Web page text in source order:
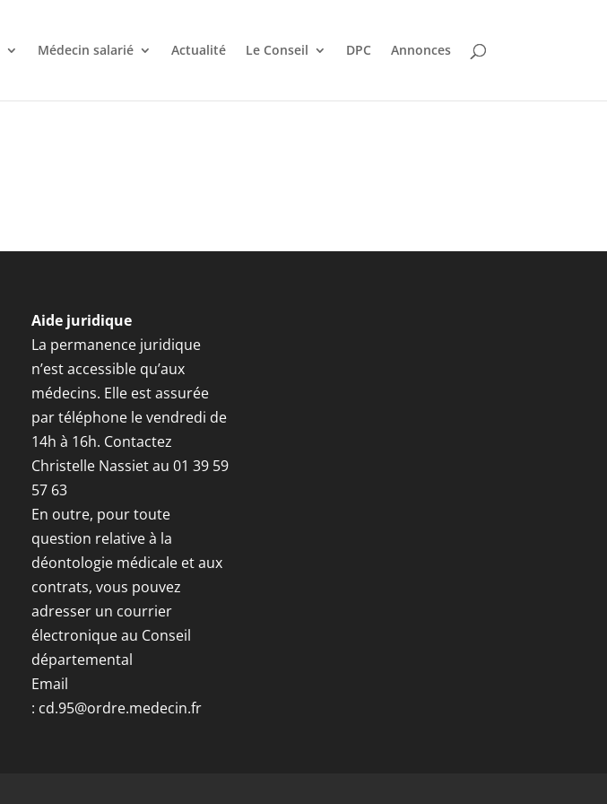
Médecin salarié Actualité Le Conseil DPC Annonces
Aide juridique
La permanence juridique
n’est accessible qu’aux
médecins. Elle est assurée
par téléphone le vendredi de
14h à 16h. Contactez
Christelle Nassiet au 01 39 59
57 63
En outre, pour toute
question relative à la
déontologie médicale et aux
contrats, vous pouvez
adresser un courrier
électronique au Conseil
départemental
Email
: cd.95@ordre.medecin.fr